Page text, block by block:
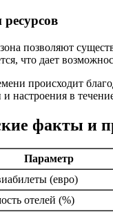
позволяют
что дает
происходит
настроения в
факты и
Параметр
(евро)
отелей (%)